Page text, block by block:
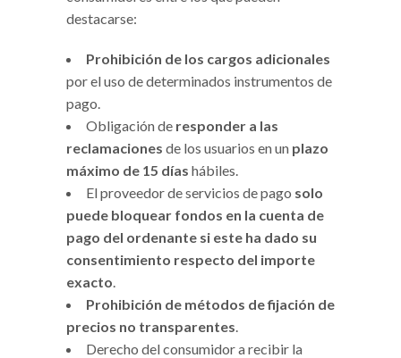
destacarse:
Prohibición de los cargos adicionales
por el uso de determinados instrumentos de
pago.
Obligación de responder a las
reclamaciones de los usuarios en un plazo
máximo de 15 días hábiles.
El proveedor de servicios de pago solo
puede bloquear fondos en la cuenta de
pago del ordenante si este ha dado su
consentimiento respecto del importe
exacto.
Prohibición de métodos de fijación de
precios no transparentes.
Derecho del consumidor a recibir la